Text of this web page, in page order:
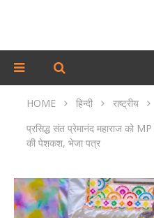
HOME हिन्दी
राष्ट्रीय
प्रसिद्ध संत प्रेमानंद महाराज को
की पेशकश, भेजा पत्र